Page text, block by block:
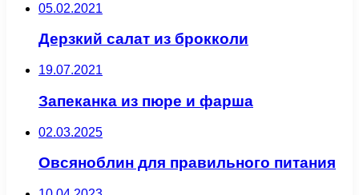
05.02.2021
Дерзкий салат из брокколи
19.07.2021
Запеканка из пюре и фарша
02.03.2025
Овсяноблин для правильного питания